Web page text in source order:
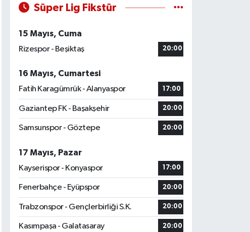
Süper Lig Fikstür
15 Mayıs, Cuma
Rizespor - Beşiktaş
20:00
16 Mayıs, Cumartesi
Fatih Karagümrük - Alanyaspor
17:00
Gaziantep FK - Başakşehir 20:00
Samsunspor - Göztepe 20:00
17 Mayıs, Pazar
Kayserispor - Konyaspor
17:00
Fenerbahçe - Eyüpspor 20:00
Trabzonspor - Gençlerbirliği S.K. 20:00
Kasımpaşa - Galatasaray 20:00